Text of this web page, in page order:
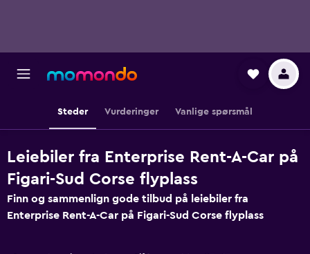
Steder Vurderinger Vanlige spørsmål
Leiebiler fra Enterprise Rent-A-Car på
Figari-Sud Corse flyplass
Finn og sammenlign gode tilbud på leiebiler fra
Enterprise Rent-A-Car på Figari-Sud Corse flyplass